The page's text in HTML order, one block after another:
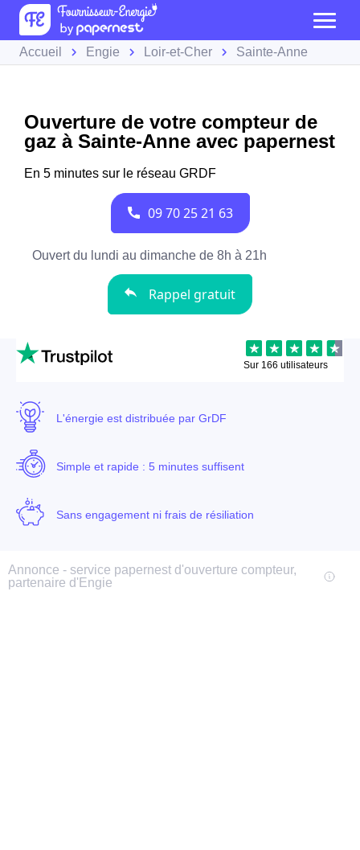
Accueil Engie Loir-et-Cher Sainte-Anne